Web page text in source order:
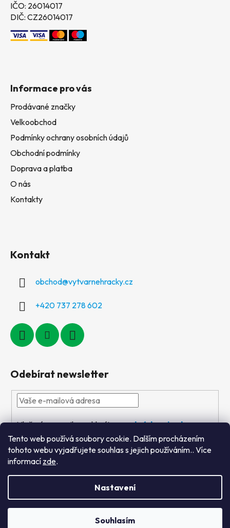
Tento web používá soubory cookie. Dalším procházením
tohoto webu vyjadřujete souhlas s jejich používáním.. Více
informací zde.
Nastavení
Souhlasím
IČO: 26014017
DIČ: CZ26014017
Informace pro vás
Prodávané značky
Velkoobchod
Podmínky ochrany osobních údajů
Obchodní podmínky
Doprava a platba
O nás
Kontakty
Kontakt
obchod@vytvarnehracky.cz
+420 737 278 602
Odebírat newsletter
Vložením e-mailu souhlasíte spodmínkami ochrany
osobních údajů
PŘIHLÁSIT
Výtvarné hračky